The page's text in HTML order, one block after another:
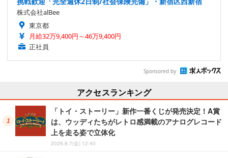
株式会社alBee
東京都
月給32万9,400円～46万9,400円
正社員
Sponsored by
アクセスランキング
「トイ・ストーリー」新作一番くじが発売決定！A賞
は、ウッディたちがレトロ感満載のアナログレコード
上を走る姿で立体化
2026.8.7(金) 12:40